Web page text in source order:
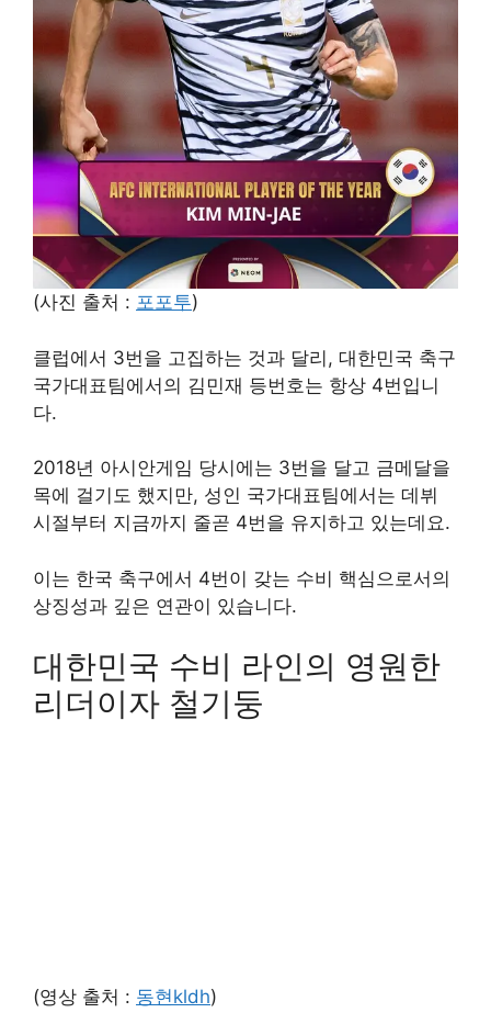
(사진 출처 : 포포투)
클럽에서 3번을 고집하는 것과 달리, 대한민국 축구
국가대표팀에서의 김민재 등번호는 항상 4번입니
다.
2018년 아시안게임 당시에는 3번을 달고 금메달을
목에 걸기도 했지만, 성인 국가대표팀에서는 데뷔
시절부터 지금까지 줄곧 4번을 유지하고 있는데요.
이는 한국 축구에서 4번이 갖는 수비 핵심으로서의
상징성과 깊은 연관이 있습니다.
대한민국 수비 라인의 영원한
리더이자 철기둥
(영상 출처 : 동현kldh)